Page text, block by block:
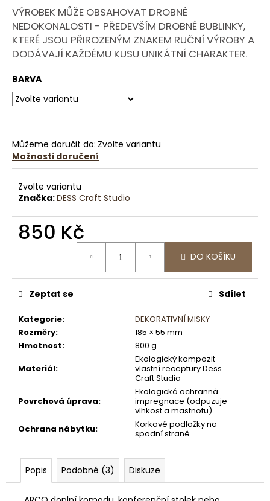
VÝROBEK MŮŽE OBSAHOVAT DROBNÉ
NEDOKONALOSTI - PŘEDEVŠÍM DROBNÉ BUBLINKY,
KTERÉ JSOU PŘIROZENÝM ZNAKEM RUČNÍ VÝROBY A
DODÁVAJÍ KAŽDÉMU KUSU UNIKÁTNÍ CHARAKTER.
BARVA
Můžeme doručit do: Zvolte variantu
Možnosti doručení
Zvolte variantu
Značka:DESS Craft Studio
850 Kč
DO KOŠÍKU
Kategorie:
DEKORATIVNÍ MISKY
Rozměry:
185 × 55 mm
Hmotnost:
800 g
Materiál:
Ekologický kompozit
vlastní receptury Dess
Craft Studia
Povrchová úprava:
Ekologická ochranná
impregnace (odpuzuje
vlhkost a mastnotu)
Ochrana nábytku:
Korkové podložky na
spodní straně
Zeptat se Sdílet
Popis Podobné (3) Diskuze
m
e
OVAL
SET:
AUTORSKÝ
SVÍCEN
NA
ŠPERKY
-
BAREV
650
Kč